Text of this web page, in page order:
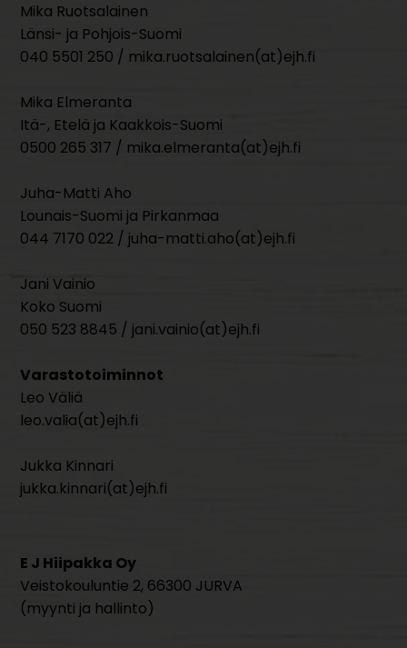
Mika Ruotsalainen
Länsi- ja Pohjois-Suomi
040 5501 250 / mika.ruotsalainen(at)ejh.fi
Mika Elmeranta
Itä-, Etelä ja Kaakkois-Suomi
0500 265 317 / mika.elmeranta(at)ejh.fi
Juha-Matti Aho
Lounais-Suomi ja Pirkanmaa
044 7170 022 / juha-matti.aho(at)ejh.fi
Jani Vainio
Koko Suomi
050 523 8845 / jani.vainio(at)ejh.fi
Varastotoiminnot
Leo Väliä
leo.valia(at)ejh.fi
Jukka Kinnari
jukka.kinnari(at)ejh.fi
E J Hiipakka Oy
Veistokouluntie 2, 66300 JURVA
(myynti ja hallinto)